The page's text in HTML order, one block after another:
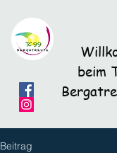
beim
Beitrag